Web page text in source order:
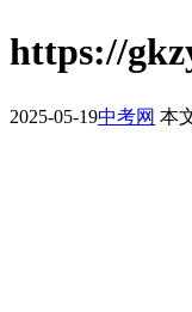
https://
2025-05-19中考网 本